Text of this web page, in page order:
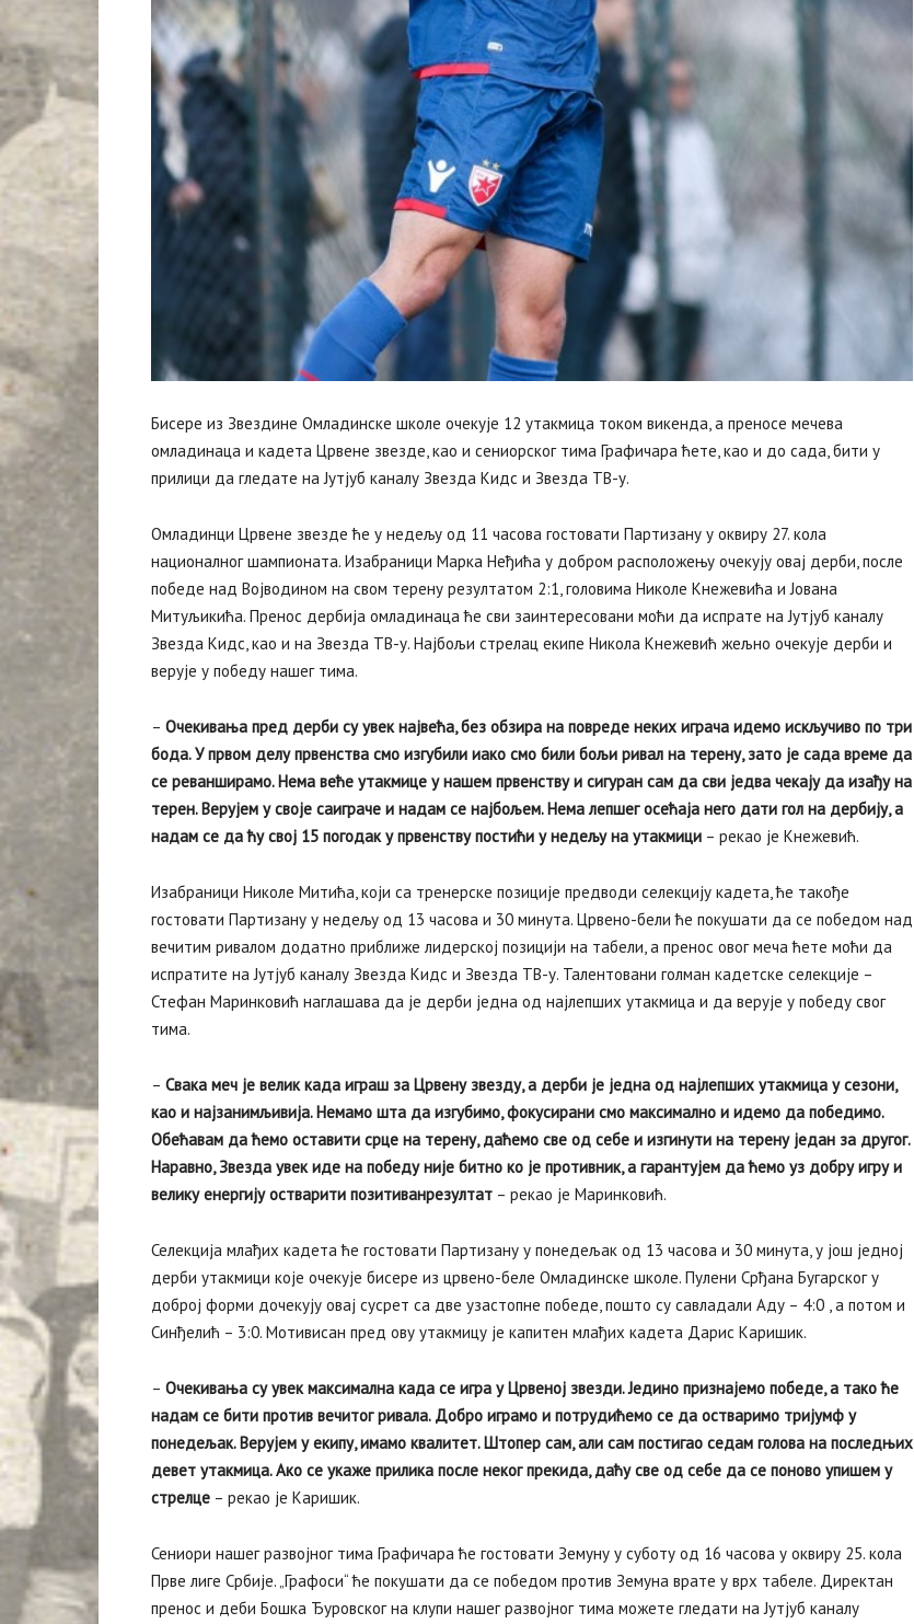
Бисере из Звездине Омладинске школе очекује 12 утакмица током викенда, а преносе мечева
омладинаца и кадета Црвене звезде, као и сениорског тима Графичара ћете, као и до сада, бити у
прилици да гледате на Јутјуб каналу Звезда Кидс и Звезда ТВ-у.
Омладинци Црвене звезде ће у недељу од 11 часова гостовати Партизану у оквиру 27. кола
националног шампионата. Изабраници Марка Неђића у добром расположењу очекују овај дерби, после
победе над Војводином на свом терену резултатом 2:1, головима Николе Кнежевића и Јована
Митуљикића. Пренос дербија омладинаца ће сви заинтересовани моћи да испрате на Јутјуб каналу
Звезда Кидс, као и на Звезда ТВ-у. Најбољи стрелац екипе Никола Кнежевић жељно очекује дерби и
верује у победу нашег тима.
– Очекивања пред дерби су увек највећа, без обзира на повреде неких играча идемо искључиво по три
бода. У првом делу првенства смо изгубили иако смо били бољи ривал на терену, зато је сада време да
се реванширамо. Нема веће утакмице у нашем првенству и сигуран сам да сви једва чекају да изађу на
терен. Верујем у своје саиграче и надам се најбољем. Нема лепшег осећаја него дати гол на дербију, а
надам се да ћу свој 15 погодак у првенству постићи у недељу на утакмици – рекао је Кнежевић.
Изабраници Николе Митића, који са тренерске позиције предводи селекцију кадета, ће такође
гостовати Партизану у недељу од 13 часова и 30 минута. Црвено-бели ће покушати да се победом над
вечитим ривалом додатно приближе лидерској позицији на табели, а пренос овог меча ћете моћи да
испратите на Јутјуб каналу Звезда Кидс и Звезда ТВ-у. Талентовани голман кадетске селекције –
Стефан Маринковић наглашава да је дерби једна од најлепших утакмица и да верује у победу свог
тима.
– Свака меч је велик када играш за Црвену звезду, а дерби је једна од најлепших утакмица у сезони,
као и најзанимљивија. Немамо шта да изгубимо, фокусирани смо максимално и идемо да победимо.
Обећавам да ћемо оставити срце на терену, даћемо све од себе и изгинути на терену један за другог.
Наравно, Звезда увек иде на победу није битно ко је противник, а гарантујем да ћемо уз добру игру и
велику енергију остварити позитиванрезултат – рекао је Маринковић.
Селекција млађих кадета ће гостовати Партизану у понедељак од 13 часова и 30 минута, у још једној
дерби утакмици које очекује бисере из црвено-беле Омладинске школе. Пулени Срђана Бугарског у
доброј форми дочекују овај сусрет са две узастопне победе, пошто су савладали Аду – 4:0 , а потом и
Синђелић – 3:0. Мотивисан пред ову утакмицу је капитен млађих кадета Дарис Каришик.
– Очекивања су увек максимална када се игра у Црвеној звезди. Једино признајемо победе, а тако ће
надам се бити против вечитог ривала. Добро играмо и потрудићемо се да остваримо тријумф у
понедељак. Верујем у екипу, имамо квалитет. Штопер сам, али сам постигао седам голова на последњих
девет утакмица. Ако се укаже прилика после неког прекида, даћу све од себе да се поново упишем у
стрелце – рекао је Каришик.
Сениори нашег развојног тима Графичара ће гостовати Земуну у суботу од 16 часова у оквиру 25. кола
Прве лиге Србије. „Графоси“ ће покушати да се победом против Земуна врате у врх табеле. Директан
пренос и деби Бошка Ђуровског на клупи нашег развојног тима можете гледати на Јутјуб каналу